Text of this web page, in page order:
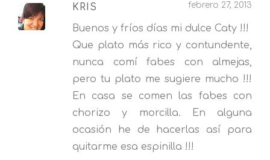
KRIS febrero 27, 2013
Buenos y fríos días mi dulce Caty !!!
Que plato más rico y contundente,
nunca comí fabes con almejas,
pero tu plato me sugiere mucho !!!
En casa se comen las fabes con
chorizo y morcilla. En alguna
ocasión he de hacerlas así para
quitarme esa espinilla !!!